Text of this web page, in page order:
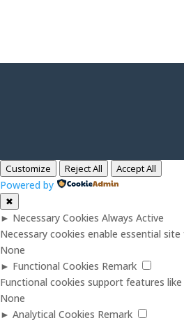
Customize Reject All Accept All
Powered by
✖
► Necessary Cookies Always Active
Necessary cookies enable essential
None
► Functional Cookies Remark
Functional cookies support features
None
► Analytical Cookies Remark